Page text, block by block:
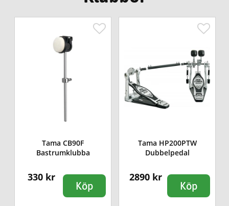
Tama CB90F
Bastrumklubba
330 kr
Köp
Tama HP200PTW
Dubbelpedal
2890 kr
Köp